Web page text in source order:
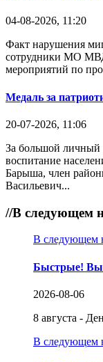
04-08-2026, 11:20
Факт нарушения
сотрудники МО
мероприятий по
Медаль за
20-07-2026, 11:06
За большой личный
воспитание
Барыша, член
Васильевич...
//В следующем
В следующем
Быстрые!
2026-08-06
8 августа -
В следующем